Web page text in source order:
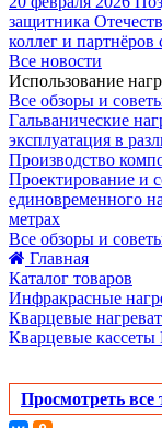
защитника
коллег и
Все новости
Использование
Все обзоры и
Гальванические
эксплуатация в
Производство
Проектирование и
единовременного
метрах
Все обзоры и
Главная
Каталог товаров
Инфракрасные
Кварцевые
Кварцевые кассеты
Просмотреть все